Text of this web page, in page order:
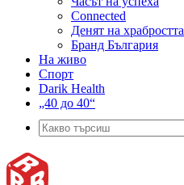
Connected
Денят на храбростта
Бранд България
На живо
Спорт
Darik Health
„40 до 40“